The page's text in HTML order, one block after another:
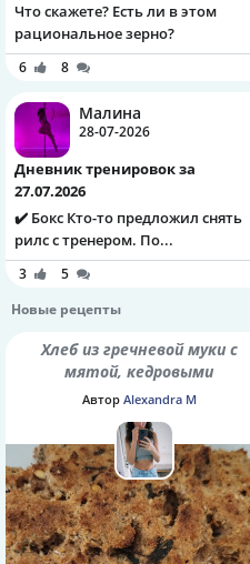
Что скажете? Есть ли в этом
рациональное зерно?
6 8
Малина
28-07-2026
Дневник тренировок за
27.07.2026
✔️ Бокс Кто-то предложил снять
рилс с тренером. По...
3
5
Новые рецепты
Хлеб из гречневой муки с
мятой, кедровыми
орешками и семенами
Автор Alexandra M